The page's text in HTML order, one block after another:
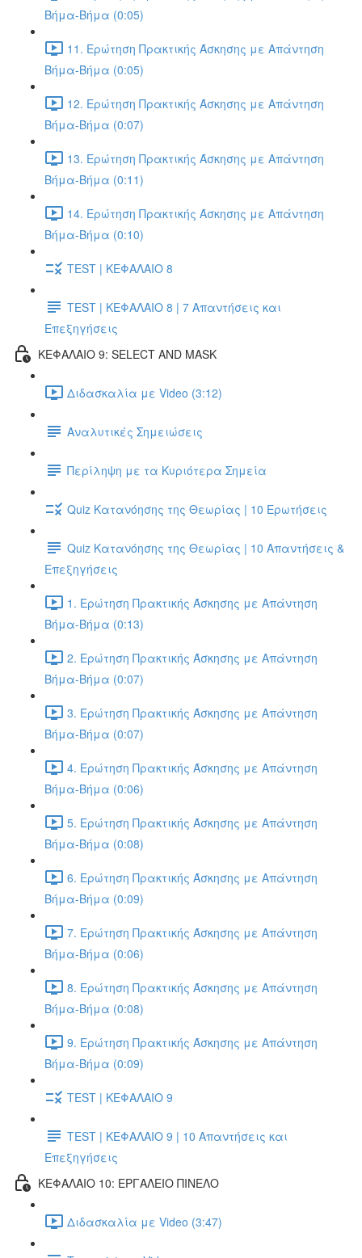
Βήμα-Βήμα (0:05)
11. Ερώτηση Πρακτικής Άσκησης με Απάντηση
Βήμα-Βήμα (0:05)
12. Ερώτηση Πρακτικής Άσκησης με Απάντηση
Βήμα-Βήμα (0:07)
13. Ερώτηση Πρακτικής Άσκησης με Απάντηση
Βήμα-Βήμα (0:11)
14. Ερώτηση Πρακτικής Άσκησης με Απάντηση
Βήμα-Βήμα (0:10)
TEST | ΚΕΦΑΛΑΙΟ 8
TEST | ΚΕΦΑΛΑΙΟ 8 | 7 Απαντήσεις και
Επεξηγήσεις
ΚΕΦΑΛΑΙΟ 9: SELECT AND MASK
Διδασκαλία με Video (3:12)
Αναλυτικές Σημειώσεις
Περίληψη με τα Κυριότερα Σημεία
Quiz Κατανόησης της Θεωρίας | 10 Ερωτήσεις
Quiz Κατανόησης της Θεωρίας | 10 Απαντήσεις &
Επεξηγήσεις
1. Ερώτηση Πρακτικής Άσκησης με Απάντηση
Βήμα-Βήμα (0:13)
2. Ερώτηση Πρακτικής Άσκησης με Απάντηση
Βήμα-Βήμα (0:07)
3. Ερώτηση Πρακτικής Άσκησης με Απάντηση
Βήμα-Βήμα (0:07)
4. Ερώτηση Πρακτικής Άσκησης με Απάντηση
Βήμα-Βήμα (0:06)
5. Ερώτηση Πρακτικής Άσκησης με Απάντηση
Βήμα-Βήμα (0:08)
6. Ερώτηση Πρακτικής Άσκησης με Απάντηση
Βήμα-Βήμα (0:09)
7. Ερώτηση Πρακτικής Άσκησης με Απάντηση
Βήμα-Βήμα (0:06)
8. Ερώτηση Πρακτικής Άσκησης με Απάντηση
Βήμα-Βήμα (0:08)
9. Ερώτηση Πρακτικής Άσκησης με Απάντηση
Βήμα-Βήμα (0:09)
TEST | ΚΕΦΑΛΑΙΟ 9
TEST | ΚΕΦΑΛΑΙΟ 9 | 10 Απαντήσεις και
Επεξηγήσεις
ΚΕΦΑΛΑΙΟ 10: ΕΡΓΑΛΕΙΟ ΠΙΝΕΛΟ
Διδασκαλία με Video (3:47)